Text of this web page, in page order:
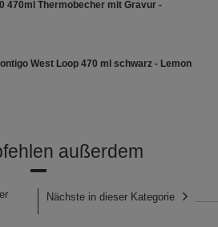
thermische
Wärme und Kälte lange hält
auf das Streeterville-Modell.
470ml Thermobecher mit Gravur -
West Loop 470 ml schwarz - Lemon
außerdem
Nächste in dieser Kategorie